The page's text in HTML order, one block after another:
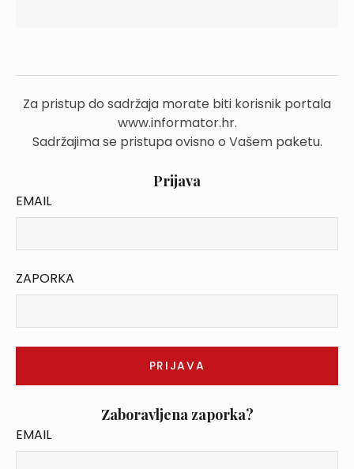
Za pristup do sadržaja morate biti korisnik portala
www.informator.hr.
Sadržajima se pristupa ovisno o Vašem paketu.
Prijava
EMAIL
ZAPORKA
Zaboravljena zaporka?
EMAIL